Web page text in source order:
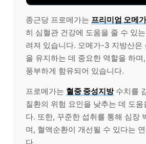
종근당 프로메가는 프리미엄 오메
히 심혈관 건강에 도움을 줄 수 있
려져 있습니다. 오메가-3 지방산은
을 유지하는 데 중요한 역할을 하며
풍부하게 함유되어 있습니다.
프로메가는 혈중 중성지방수치를
질환의 위험 요인을 낮추는 데 도움
다. 또한, 꾸준한 섭취를 통해 심장
며, 혈액순환이 개선될 수 있다는